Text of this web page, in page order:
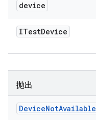
device
ITestDevice
抛出
DeviceNotAvailable